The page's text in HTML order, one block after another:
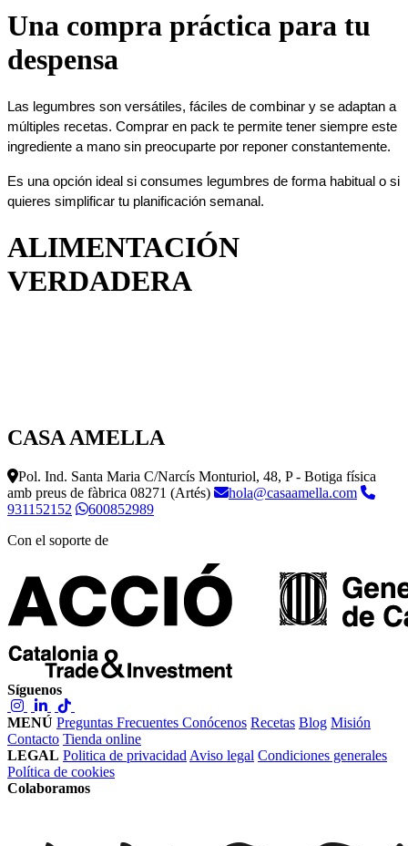
Una compra práctica para tu
despensa
Las legumbres son versátiles, fáciles de combinar y se adaptan a
múltiples recetas. Comprar en pack te permite tener siempre este
ingrediente a mano sin preocuparte por reponer constantemente.
Es una opción ideal si consumes legumbres de forma habitual o si
quieres simplificar tu planificación semanal.
ALIMENTACIÓN
VERDADERA
CASA AMELLA
Pol. Ind. Santa Maria C/Narcís Monturiol, 48, P - Botiga física
amb preus de fàbrica 08271 (Artés)
hola@casaamella.com
931152152
600852989
Con el soporte de
Síguenos
MENÚ Preguntas Frecuentes Conócenos Recetas Blog Misión
Contacto Tienda online
LEGAL Politica de privacidad Aviso legal Condiciones generales
Política de cookies
Colaboramos